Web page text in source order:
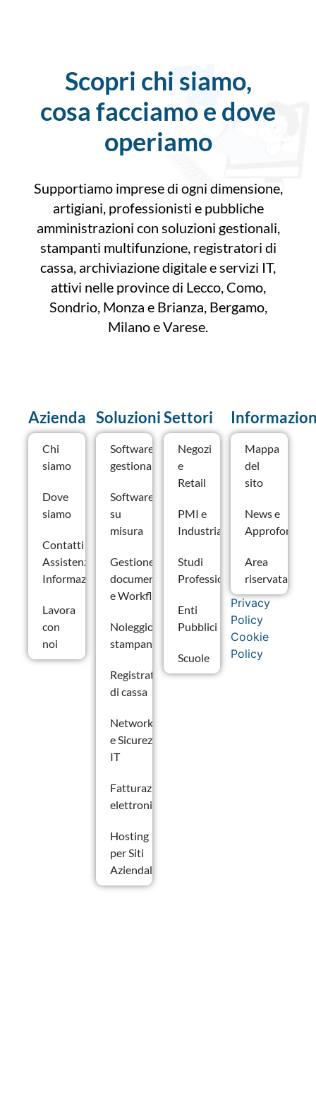
Scopri chi siamo,
cosa facciamo e dove
operiamo
Supportiamo imprese di ogni dimensione,
artigiani, professionisti e pubbliche
amministrazioni con soluzioni gestionali,
stampanti multifunzione, registratori di
cassa, archiviazione digitale e servizi IT,
attivi nelle province di Lecco, Como,
Sondrio, Monza e Brianza, Bergamo,
Milano e Varese.
Azienda
Chi
siamo
Dove
siamo
Contatti –
Assistenza e
Informazioni
Lavora
con
noi
Soluzioni
Software
gestionale
Software
su
misura
Gestione
documentale
e Workflow
Noleggio
stampanti
Registratori
di cassa
Networking
e Sicurezza
IT
Fatturazione
elettronica
Hosting
per Siti
Aziendali
Settori
Negozi
e
Retail
PMI e
Industria
Studi
Professionali
Enti
Pubblici
Scuole
Mappa
del
sito
News e
Area
riservata
Privacy
Policy
Cookie
Policy